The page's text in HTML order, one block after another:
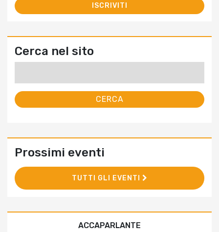
Cerca nel sito
Prossimi eventi
TUTTI GLI EVENTI
ACCAPARLANTE